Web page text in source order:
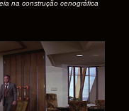
na construção cenográfica